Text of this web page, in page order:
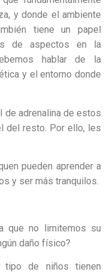
y donde el ambiente
tiene un papel
de aspectos en la
hablar de la
y el entorno donde
de adrenalina de estos
del resto. Por ello, les
pueden aprender a
y ser más tranquilos.
que no limitemos su
daño físico?
tipo de niños tienen